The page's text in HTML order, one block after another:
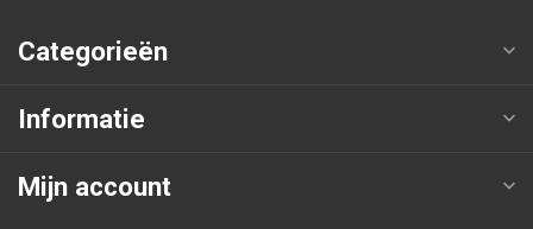
Categorieën
Informatie
Mijn account